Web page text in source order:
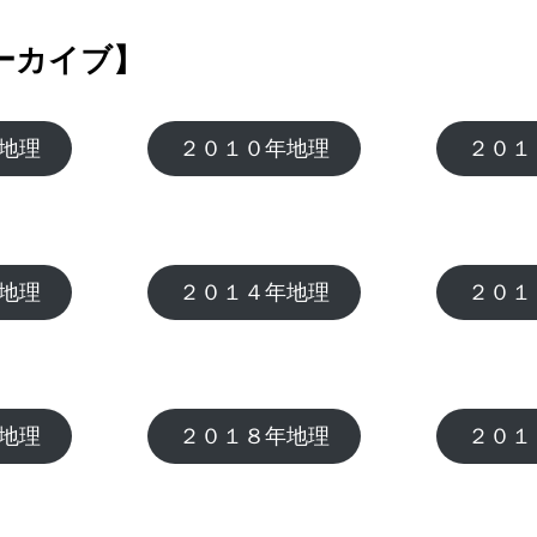
イブ】
理 ２０１０年地理 ２０
理 ２０１４年地理 ２０
理 ２０１８年地理 ２０